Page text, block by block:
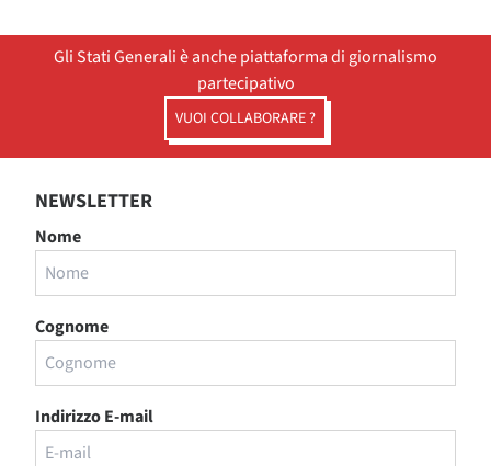
Gli Stati Generali è anche piattaforma di giornalismo
partecipativo
VUOI COLLABORARE ?
NEWSLETTER
Nome
Cognome
Indirizzo E-mail